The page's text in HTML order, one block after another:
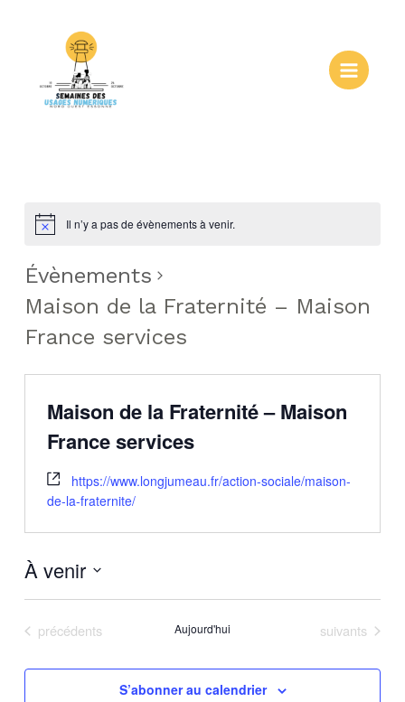
Main
Il n’y a pas de évènements à venir.
Évènements
Maison de la Fraternité – Maison
France services
Maison de la Fraternité – Maison
France services
https://www.longjumeau.fr/action-sociale/maison-
de-la-fraternite/
À venir
date.Évènements
précédents Aujourd'hui Évènements
suivants
S’abonner au calendrier